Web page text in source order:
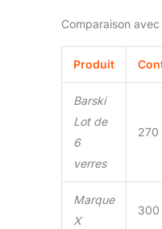
Comparaison
Produit
Barski
Lot de
6
verres
270
Marque
X
300